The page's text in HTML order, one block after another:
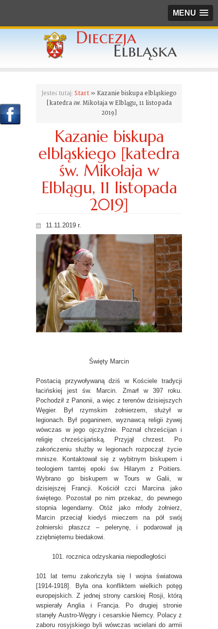
MENU
Jesteś tutaj: Start » Kazanie biskupa elbląskiego
[katedra św. Mikołaja w Elblągu, 11 listopada
2019]
Kazanie biskupa
elbląskiego [katedra
św. Mikołaja w
Elblągu, 11 listopada
2019]
11.11.2019 r.
Święty Marcin
Postacią przywoływaną dziś w Kościele tradycji
łacińskiej jest św. Marcin. Zmarł w 397 roku.
Pochodził z Panonii, a więc z terenów dzisiejszych
Węgier. Był rzymskim żołnierzem, służył w
legionach. Był poganinem, wyznawcą religii żywej
wówczas w jego ojczyźnie. Poznał chrześcijan i
religię chrześcijańską. Przyjął chrzest. Po
zakończeniu służby w legionach rozpoczął życie
mnisze. Kontaktował się z wybitnym biskupem i
teologiem tamtej epoki św. Hilarym z Poitiers.
Wybrano go biskupem w Tours w Galii, w
dzisiejszej Francji. Kościół czci Marcina jako
świętego. Pozostał po nim przekaz, do pewnego
stopnia legendarny. Otóż jako młody żołnierz,
Marcin przeciął kiedyś mieczem na pół swój
żołnierski płaszcz – pelerynę, i podarował ją
zziębniętemu biedakowi.
101. rocznica odzyskania niepodległości
101 lat temu zakończyła się I wojna światowa
[1914-1918]. Była ona konfliktem wielkich potęg
europejskich. Z jednej strony carskiej Rosji, którą
wspierały Anglia i Francja. Po drugiej stronie
stanęły Austro-Węgry i cesarskie Niemcy. Polacy z
zaboru rosyjskiego byli wówczas wcielani do armii